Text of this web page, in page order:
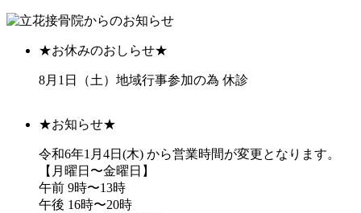
★お休みのおしらせ★
8月1日（土）地域行事参加の為 休診
★お知らせ★
令和6年1月4日(木) から営業時間が変更となります。
【月曜日〜金曜日】
午前 9時〜13時
午後 16時〜20時